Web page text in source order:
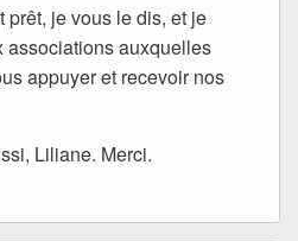
prêt, je vous le dis, et je
associations auxquelles
appuyer et recevoir nos
Liliane. Merci.